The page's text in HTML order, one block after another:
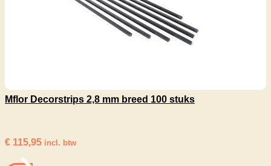
Mflor Decorstrips 2,8 mm breed 100 stuks
€ 115,95 incl. btw